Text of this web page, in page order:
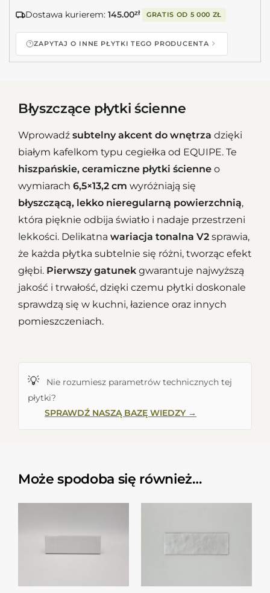
Dostawa kurierem: 145.00zł GRATIS OD 5 000 ZŁ
ZAPYTAJ O INNE PŁYTKI TEGO PRODUCENTA
Błyszczące płytki ścienne
Wprowadź subtelny akcent do wnętrza dzięki
białym kafelkom typu cegiełka od EQUIPE. Te
hiszpańskie, ceramiczne płytki ścienne o
wymiarach 6,5×13,2 cm wyróżniają się
błyszczącą, lekko nieregularną powierzchnią,
która pięknie odbija światło i nadaje przestrzeni
lekkości. Delikatna wariacja tonalna V2 sprawia,
że każda płytka subtelnie się różni, tworząc efekt
głębi. Pierwszy gatunek gwarantuje najwyższą
jakość i trwałość, dzięki czemu płytki doskonale
sprawdzą się w kuchni, łazience oraz innych
pomieszczeniach.
💡
Nie rozumiesz parametrów technicznych tej
płytki?
SPRAWDŹ NASZĄ BAZĘ WIEDZY →
Może spodoba się również…